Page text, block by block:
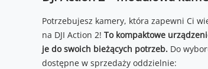
Potrzebujesz kamery, która zapewni Ci
na DJI Action 2! To kompaktowe
je do swoich bieżących potrzeb.Do
dostępne w sprzedaży oddzielnie: